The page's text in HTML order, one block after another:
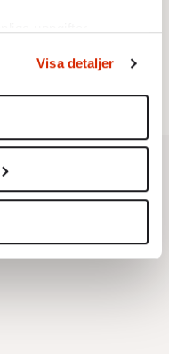
när som
att anpassa innehållet
trafik. Vi
och annan
medier och
samarbetar med.
med annan
Visa detaljer
talepunkterna redo